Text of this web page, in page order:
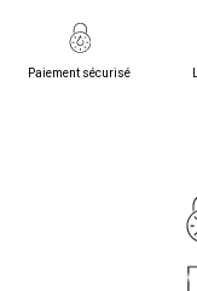
Paiement sécurisé